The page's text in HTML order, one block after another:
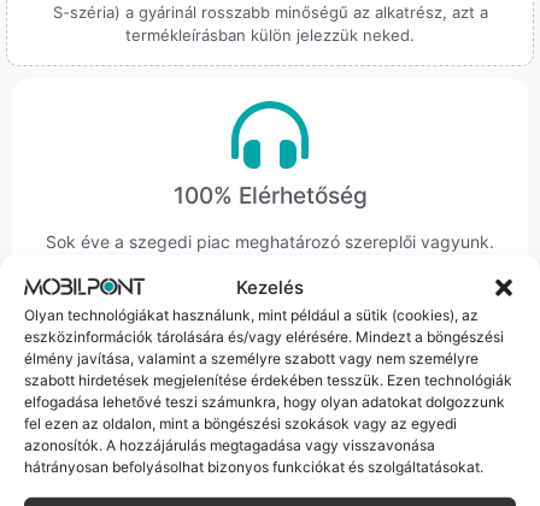
Kezelés
Olyan technológiákat használunk, mint például a sütik (cookies), az
eszközinformációk tárolására és/vagy elérésére. Mindezt a böngészési
élmény javítása, valamint a személyre szabott vagy nem személyre
szabott hirdetések megjelenítése érdekében tesszük. Ezen technológiák
elfogadása lehetővé teszi számunkra, hogy olyan adatokat dolgozzunk
fel ezen az oldalon, mint a böngészési szokások vagy az egyedi
azonosítók. A hozzájárulás megtagadása vagy visszavonása
hátrányosan befolyásolhat bizonyos funkciókat és szolgáltatásokat.
S-széria) a gyárinál rosszabb minőségű az alkatrész, azt a
termékleírásban külön jelezzük neked.
100% Elérhetőség
Sok éve a szegedi piac meghatározó szereplői vagyunk.
ember veszi fel a telefont, és személyesen is megtalálsz
minket Szegeden.
Korrekt Ügyintézés